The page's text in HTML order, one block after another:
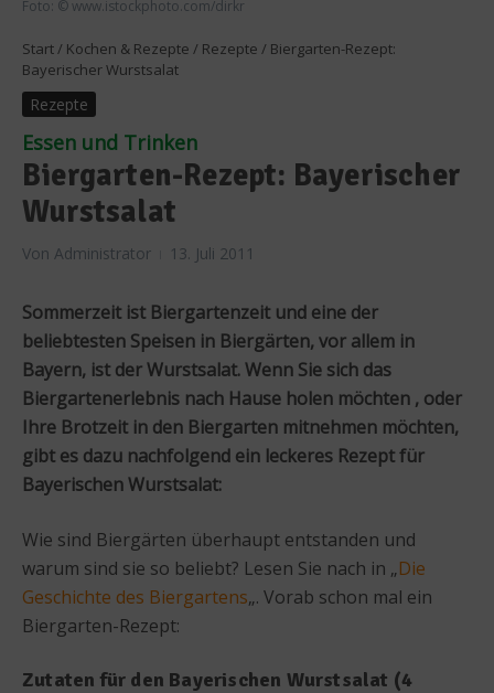
Foto: © www.istockphoto.com/dirkr
Start / Kochen & Rezepte / Rezepte / Biergarten-Rezept:
Bayerischer Wurstsalat
Rezepte
Essen und Trinken
Biergarten-Rezept: Bayerischer
Wurstsalat
Von Administrator 13. Juli 2011
Sommerzeit ist Biergartenzeit und eine der
beliebtesten Speisen in Biergärten, vor allem in
Bayern, ist der Wurstsalat. Wenn Sie sich das
Biergartenerlebnis nach Hause holen möchten , oder
Ihre Brotzeit in den Biergarten mitnehmen möchten,
gibt es dazu nachfolgend ein leckeres Rezept für
Bayerischen Wurstsalat:
Wie sind Biergärten überhaupt entstanden und
warum sind sie so beliebt? Lesen Sie nach in „Die
Geschichte des Biergartens„. Vorab schon mal ein
Biergarten-Rezept:
Zutaten für den Bayerischen Wurstsalat (4